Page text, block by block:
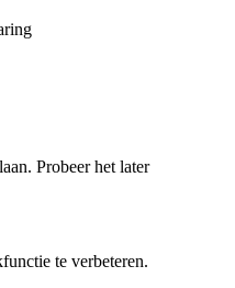
Probeer het later
te verbeteren.